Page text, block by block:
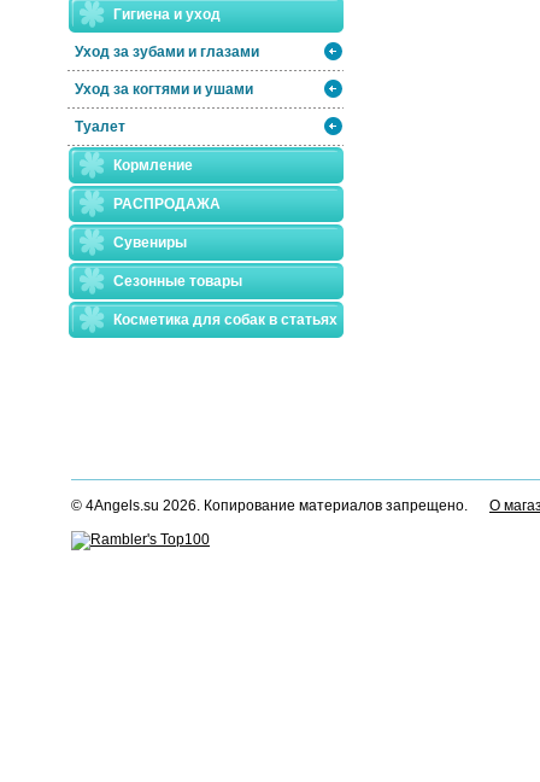
Гигиена и уход
Уход за зубами и глазами
Уход за когтями и ушами
Туалет
Кормление
РАСПРОДАЖА
Сувениры
Сезонные товары
Косметика для собак в статьях
© 4Angels.su 2026. Копирование материалов запрещено. О